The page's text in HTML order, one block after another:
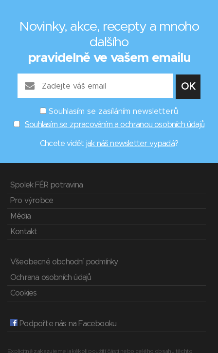
Novinky, akce, recepty a mnoho
dalšího
pravidelně ve vašem emailu
Souhlasím se zasíláním newsletterů
Souhlasím se zpracováním a ochranou osobních údajů
Chcete vidět jak náš newsletter vypadá?
Spolek FÉR potravina
Pro výrobce
Média
Kontakt
Všeobecné obchodní podmínky
Ochrana osobních údajů
Cookies
Podpořte nás na Facebooku
Explicitně zakazujeme jakékoli použití části nebo celého obsahu těchto